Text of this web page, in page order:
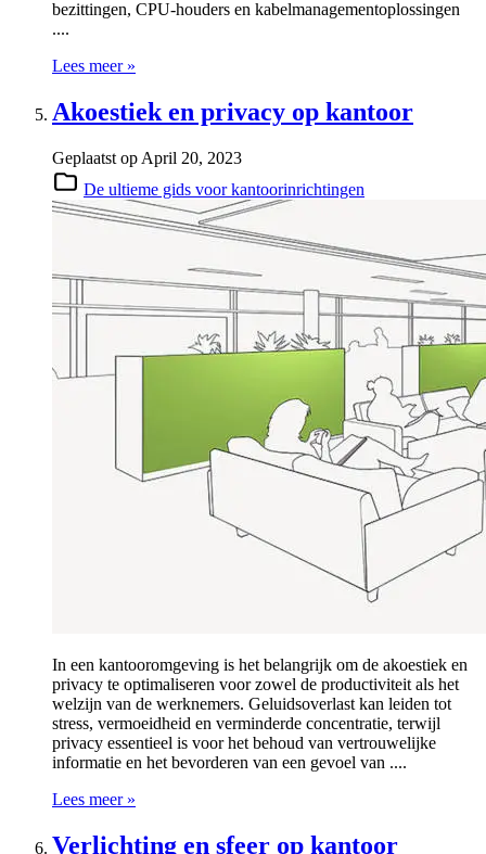
bezittingen, CPU-houders en kabelmanagementoplossingen
....
Lees meer »
Akoestiek en privacy op kantoor
Geplaatst op April 20, 2023
De ultieme gids voor kantoorinrichtingen
In een kantooromgeving is het belangrijk om de akoestiek en
privacy te optimaliseren voor zowel de productiviteit als het
welzijn van de werknemers. Geluidsoverlast kan leiden tot
stress, vermoeidheid en verminderde concentratie, terwijl
privacy essentieel is voor het behoud van vertrouwelijke
informatie en het bevorderen van een gevoel van ....
Lees meer »
Verlichting en sfeer op kantoor